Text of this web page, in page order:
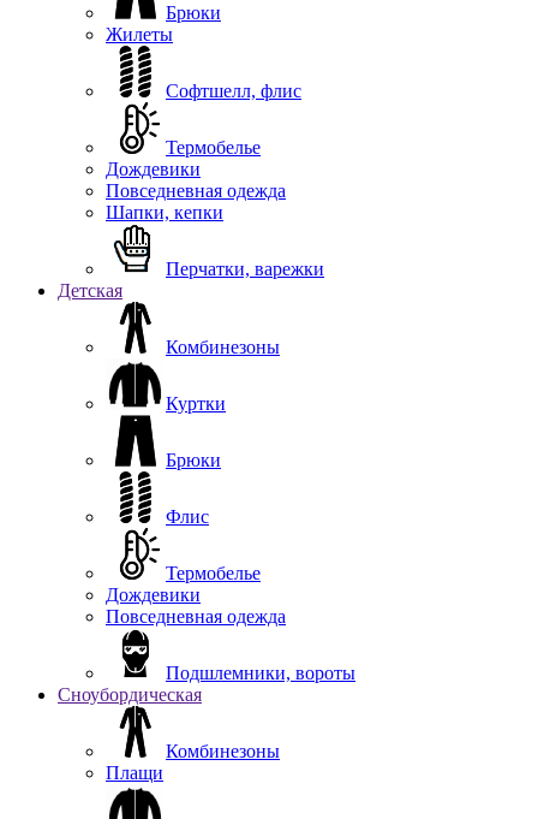
Брюки
Жилеты
Софтшелл, флис
Термобелье
Дождевики
Повседневная одежда
Шапки, кепки
Перчатки, варежки
Детская
Комбинезоны
Куртки
Брюки
Флис
Термобелье
Дождевики
Повседневная одежда
Подшлемники, вороты
Сноубордическая
Комбинезоны
Плащи